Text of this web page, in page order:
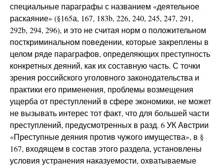
специальные параграфы с названием «деятельное
раскаяние» (§165а, 167, 183b, 226, 240, 245, 247, 291,
292b, 294, 296), и это не считая норм о положительном
посткриминальном поведении, которые закреплены в
целом ряде параграфов, определяющих преступность
конкретных деяний, как их составную часть. С точки
зрения российского уголовного законодательства и
практики его применения, проблемы возмещения
ущерба от преступлений в сфере экономики, не может
не вызывать интерес тот факт, что для большей части
преступлений, предусмотренных в разд. 6 УК Австрии
«Преступные деяния против чужого имущества», в §
167, входящем в состав этого раздела, установлены
условия устранения наказуемости, охватываемые